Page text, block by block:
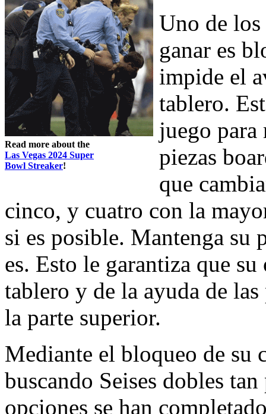
Read more about the
Las Vegas 2024 Super
Bowl Streaker!
Uno de los
ganar es
impide el
tablero.
juego para
piezas
que
cinco, y cuatro con la
si es posible. Mantenga su
es. Esto le garantiza que
tablero y de la ayuda de
la parte superior.
Mediante el bloqueo de su
buscando Seises dobles
opciones se han